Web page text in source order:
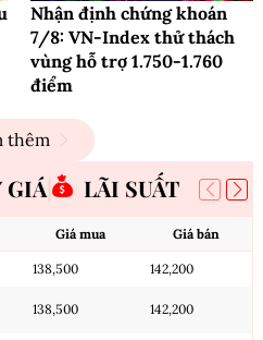
Nhận định chứng khoán
7/8: VN-Index thử thách
vùng hỗ trợ 1.750-1.760
điểm
thêm
GIÁ LÃI SUẤT
Giá mua Giá bán
138,500 142,200
138,500 142,200